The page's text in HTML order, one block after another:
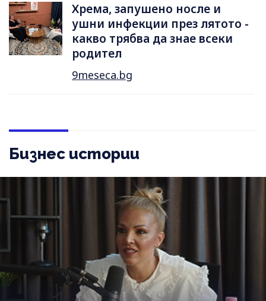
Хрема, запушено носле и
ушни инфекции през лятотo -
какво трябва да знае всеки
родител
9meseca.bg
Бизнес истории